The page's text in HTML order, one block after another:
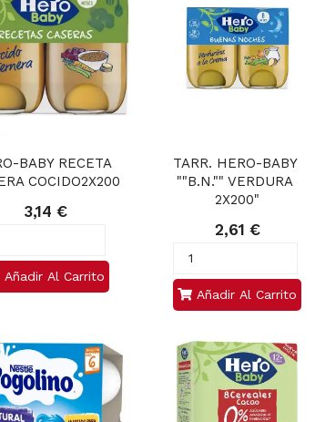
BABY RECETA
COCIDO2X200
3,14 €
Añadir Al Carrito
TARR. HERO-BABY
""B.N."" VERDURA
2X200"
2,61 €
Añadir Al Carrito